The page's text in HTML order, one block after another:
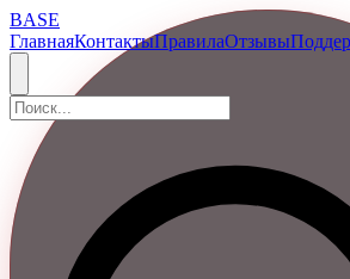
BASE
ГлавнаяКонтактыПравилаОтзывы